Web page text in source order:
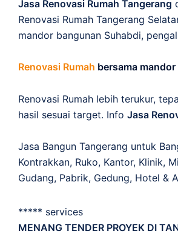
Jasa Renovasi Rumah Tangerang
Renovasi Rumah Tangerang
mandor bangunan Suhabdi,
Renovasi Rumah bersama
Renovasi Rumah lebih terukur,
hasil sesuai target. Info Jasa
Jasa Bangun Tangerang untuk
Kontrakkan, Ruko, Kantor, Klinik,
Gudang, Pabrik, Gedung, Hotel &
***** services
MENANG TENDER PROYEK DI